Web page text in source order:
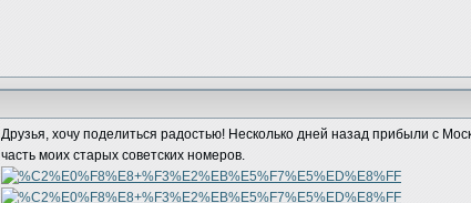
Друзья, хочу поделиться радостью! Несколько дней назад прибыли с
часть моих старых советских номеров.